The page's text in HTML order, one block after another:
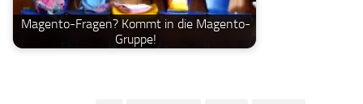
Magento-Fragen? Kommt in die Magento-
Gruppe!